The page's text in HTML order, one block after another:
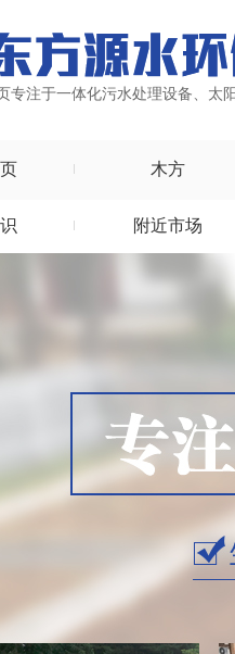
专注于一体化污水处理设备、太
木方
附近市场